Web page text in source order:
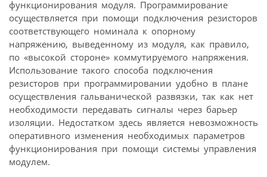
функционирования модуля. Программирование
осуществляется при помощи подключения резисторов
соответствующего номинала к опорному
напряжению, выведенному из модуля, как правило,
по «высокой стороне» коммутируемого напряжения.
Использование такого способа подключения
резисторов при программировании удобно в плане
осуществления гальванической развязки, так как нет
необходимости передавать сигналы через барьер
изоляции. Недостатком здесь является невозможность
оперативного изменения необходимых параметров
функционирования при помощи системы управления
модулем.